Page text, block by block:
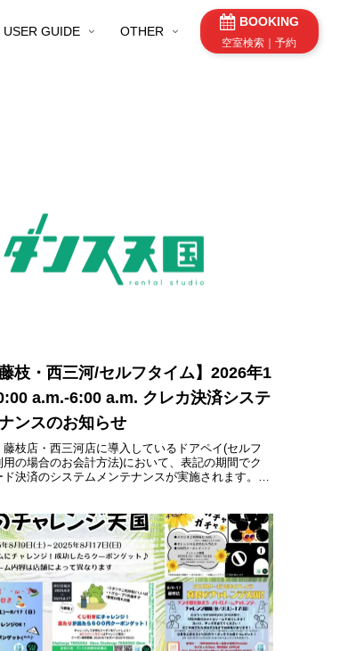
USER GUIDE OTHER
BOOKING
空室検索｜予約
藤枝・西三河/セルフタイム】2026年1
a.m.-6:00 a.m. クレカ決済システ
ンスのお知らせ
藤枝店・西三河店に導入しているドアペイ(セルフ
用の場合のお会計方法)において、表記の期間でク
ド決済のシステムメンテナンスが実施されます。下